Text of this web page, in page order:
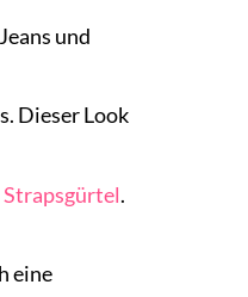
und
Dieser Look
Strapsgürtel.
eine